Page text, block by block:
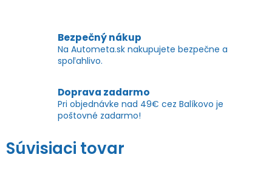
Bezpečný nákup
Na Autometa.sk nakupujete bezpečne a
spoľahlivo.
Doprava zadarmo
Pri objednávke nad 49€ cez Balíkovo je
poštovné zadarmo!
Súvisiaci tovar